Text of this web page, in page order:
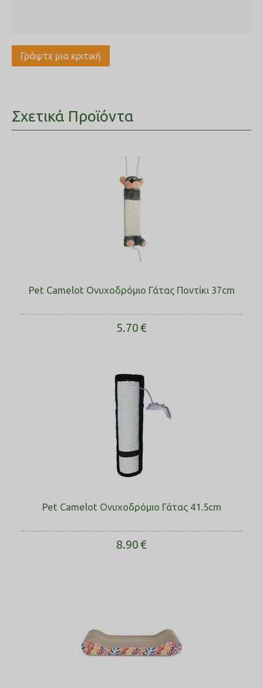
Γράψτε μια κριτική
Σχετικά Προϊόντα
Pet Camelot Ονυχοδρόμιο Γάτας Ποντίκι ​37cm
5.70€
Pet Camelot Ονυχοδρόμιο Γάτας 41.5cm
8.90€